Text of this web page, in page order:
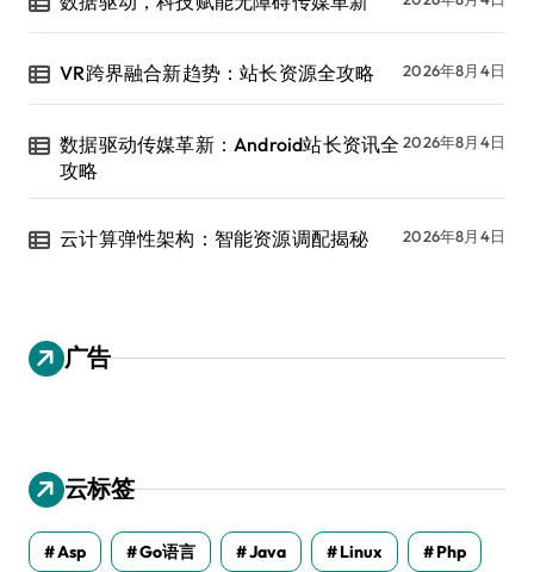
VR跨界融合新趋势：站长资源全攻略 2026年8月4日
数据驱动传媒革新：Android站长资讯全
攻略
2026年8月4日
云计算弹性架构：智能资源调配揭秘 2026年8月4日
广告
云标签
Asp Go语言 Java Linux Php